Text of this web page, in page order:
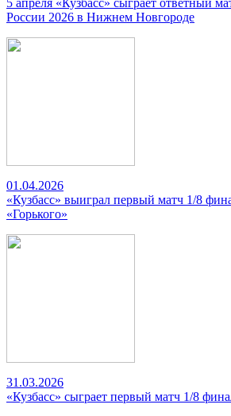
5 апреля «Кузбасс» сыграет ответный
России 2026 в Нижнем Новгороде
01.04.2026
«Кузбасс» выиграл первый матч 1/8
«Горького»
31.03.2026
«Кузбасс» сыграет первый матч 1/8